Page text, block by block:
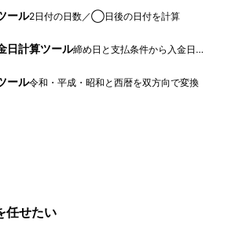
ール2日付の日数／◯日後の日付を計算
日計算ツール 締め日と支払条件から入金日を自動計算
ール令和・平成・昭和と西暦を双方向で変換
任せたい